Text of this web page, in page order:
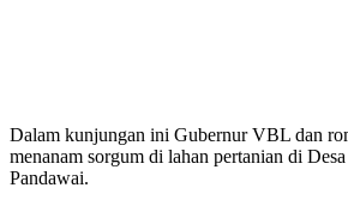
Dalam kunjungan ini Gubernur VBL dan
menanam sorgum di lahan pertanian di
Pandawai.